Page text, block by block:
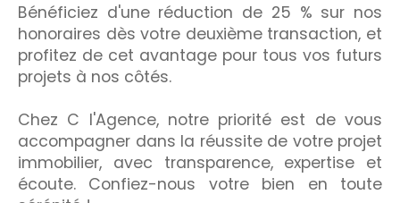
Bénéficiez d'une réduction de 25 % sur nos
honoraires dès votre deuxième transaction, et
profitez de cet avantage pour tous vos futurs
projets à nos côtés.
Chez C l'Agence, notre priorité est de vous
accompagner dans la réussite de votre projet
immobilier, avec transparence, expertise et
écoute. Confiez-nous votre bien en toute